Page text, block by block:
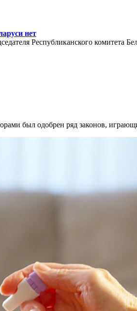
нет
Республиканского комитета
был одобрен ряд законов,